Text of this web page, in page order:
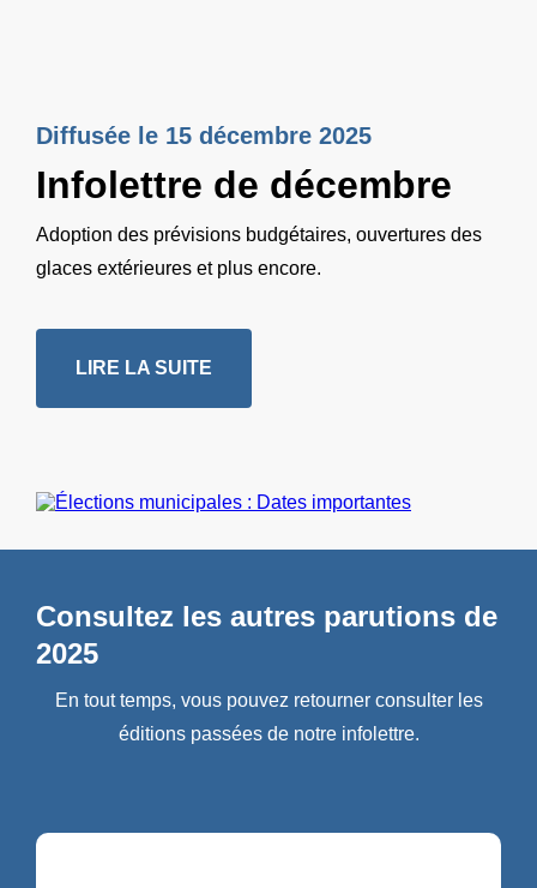
Diffusée le 15 décembre 2025
Infolettre de décembre
Adoption des prévisions budgétaires, ouvertures des
glaces extérieures et plus encore.
LIRE LA SUITE
Consultez les autres parutions de
2025
En tout temps, vous pouvez retourner consulter les
éditions passées de notre infolettre.